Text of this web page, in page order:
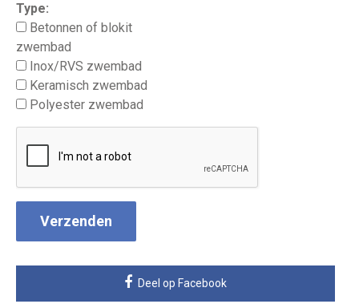
Type:
Betonnen of blokit
zwembad
Inox/RVS zwembad
Keramisch zwembad
Polyester zwembad
Deel op Facebook